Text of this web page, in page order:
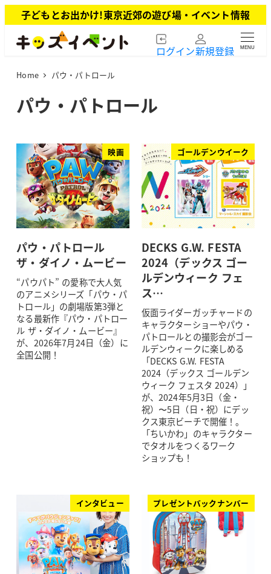
イ
子どもとお出かけ!東京近郊の遊び場・イベント情報
ログイン新規登録 MENU
Home パウ・パトロール
パウ・パトロール
映画
パウ・パトロール
ザ・ダイノ・ムービー
“パウパト” の愛称で大人気
のアニメシリーズ「パウ・パ
トロール」の劇場版第3弾と
なる最新作『パウ・パトロー
ル ザ・ダイノ・ムービー』
が、2026年7月24日（金）に
全国公開！
ゴールデンウイーク
DECKS G.W. FESTA
2024（デックス ゴー
ルデンウィーク フェ
ス…
仮面ライダーガッチャードの
キャラクターショーやパウ・
パトロールとの撮影会がゴー
ルデンウィークに楽しめる
「DECKS G.W. FESTA
2024（デックス ゴールデン
ウィーク フェスタ 2024）」
が、2024年5月3日（金・
祝）〜5日（日・祝）にデッ
クス東京ビーチで開催！。
「ちいかわ」のキャラクター
でタオルをつくるワーク
ショップも！
インタビュー プレゼントバックナンバー